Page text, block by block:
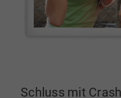
Schluss mit